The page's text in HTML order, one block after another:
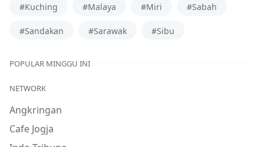
#Kuching #Malaya #Miri #Sabah
#Sandakan #Sarawak #Sibu
POPULAR MINGGU INI
NETWORK
Angkringan
Cafe Jogja